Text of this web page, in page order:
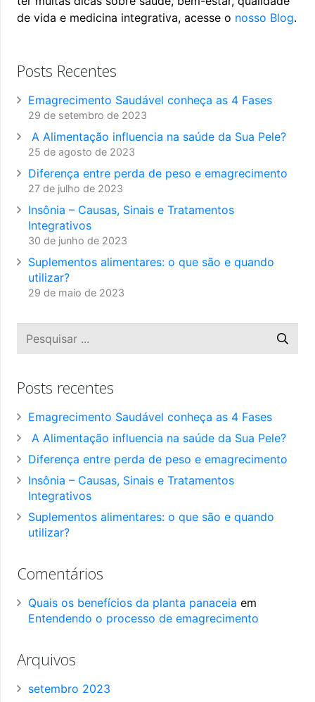
de vida e medicina integrativa, acesse o nosso Blog.
Posts Recentes
Emagrecimento Saudável conheça as 4 Fases
29 de setembro de 2023
A Alimentação influencia na saúde da Sua Pele?
25 de agosto de 2023
Diferença entre perda de peso e emagrecimento
27 de julho de 2023
Insônia – Causas, Sinais e Tratamentos
Integrativos
30 de junho de 2023
Suplementos alimentares: o que são e quando
utilizar?
29 de maio de 2023
Posts recentes
Emagrecimento Saudável conheça as 4 Fases
A Alimentação influencia na saúde da Sua Pele?
Diferença entre perda de peso e emagrecimento
Insônia – Causas, Sinais e Tratamentos
Integrativos
Suplementos alimentares: o que são e quando
utilizar?
Comentários
Quais os benefícios da planta panaceia em
Entendendo o processo de emagrecimento
Arquivos
setembro 2023